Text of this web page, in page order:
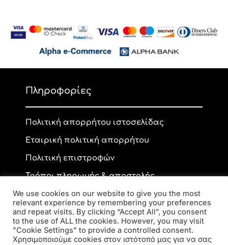
Πληροφορίες
Πολιτική απορρήτου ιστοσελίδας
Εταιρική πολιτική απορρήτου
Πολιτική επιστροφών
Τρόποι πληρωμής & αποστολής
Επικοινωνία
We use cookies on our website to give you the most
relevant experience by remembering your preferences
and repeat visits. By clicking “Accept All”, you consent
to the use of ALL the cookies. However, you may visit
"Cookie Settings" to provide a controlled consent.
Χρησιμοποιούμε cookies στον ιστότοπό μας για να σας